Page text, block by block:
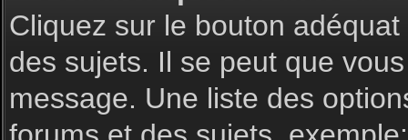
Cliquez sur le bouton
des sujets. Il se peut que
message. Une liste des